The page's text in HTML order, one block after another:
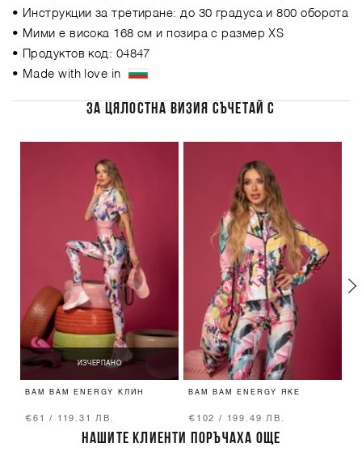
• Инструкции за третиране: до 30 градуса и 800 оборота
• Мими е висока 168 см и позира с размер XS
• Продуктов код: 04847
• Made with love in
ЗА ЦЯЛОСТНА ВИЗИЯ СЪЧЕТАЙ С
ИЗЧЕРПАНО
BAM BAM ENERGY КЛИН
€61 / 119.31 ЛВ.
BAM BAM ENERGY ЯКЕ
€102 / 199.49 ЛВ.
НАШИТЕ КЛИЕНТИ ПОРЪЧАХА ОЩЕ